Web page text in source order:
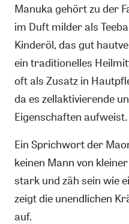
Manuka gehört zu der
im Duft milder als
Kinderöl, das gut
ein traditionelles
oft als Zusatz in
da es zellaktivierende
Eigenschaften aufweist.
Ein Sprichwort der
keinen Mann von
stark und zäh sein wie
zeigt die unendlichen
auf.